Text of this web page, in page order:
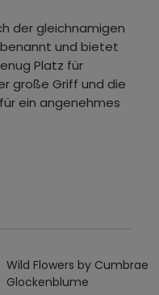
der gleichnamigen
und bietet
Platz für
große Griff und die
ein angenehmes
Wild Flowers by Cumbrae
Glockenblume